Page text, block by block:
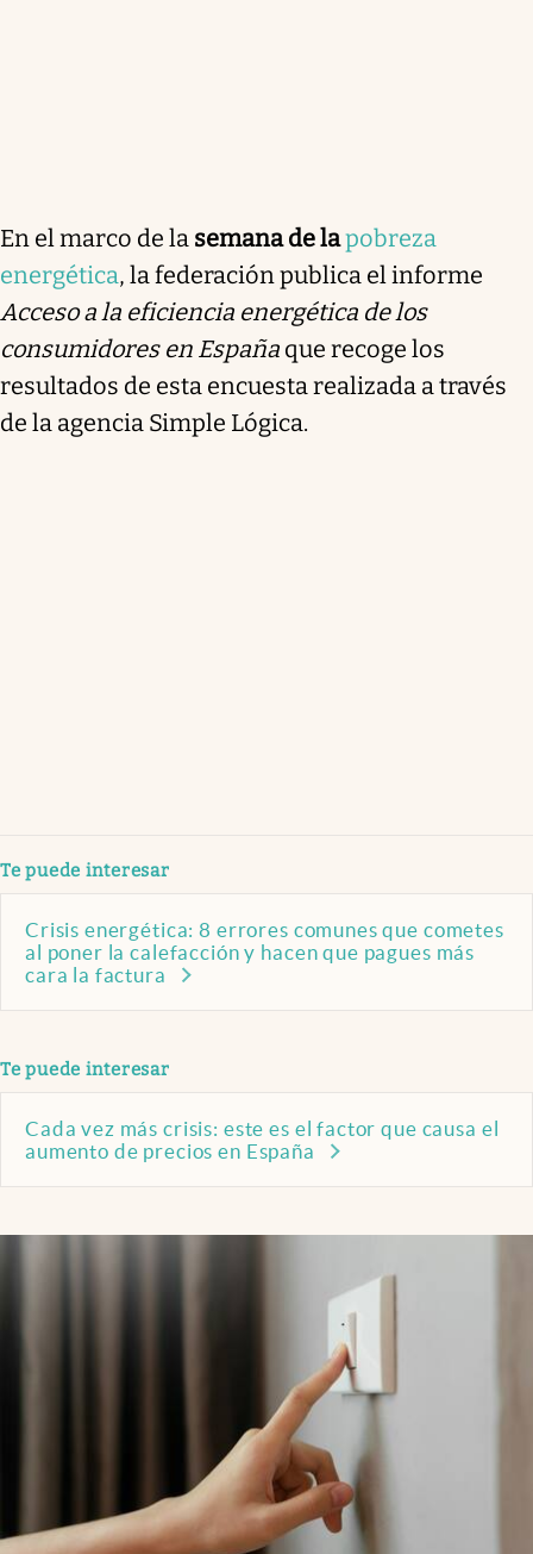
En el marco de la semana de lapobreza
energética, la federación publica el informe
Acceso a la eficiencia energética de los
consumidores en España que recoge los
resultados de esta encuesta realizada a través
de la agencia Simple Lógica.
Te puede interesar
Crisis energética: 8 errores comunes que cometes
al poner la calefacción y hacen que pagues más
cara la factura
Te puede interesar
Cada vez más crisis: este es el factor que causa el
aumento de precios en España